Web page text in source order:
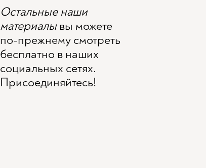
Остальные наши
материалывы можете
по-прежнему смотреть
бесплатно в наших
социальных сетях.
Присоединяйтесь!